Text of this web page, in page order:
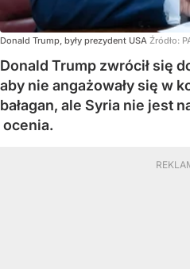
Donald Trump, były prezydent USA Źródło:
Donald Trump zwrócił się
aby nie angażowały się w
bałagan, ale Syria nie jest
ocenia.